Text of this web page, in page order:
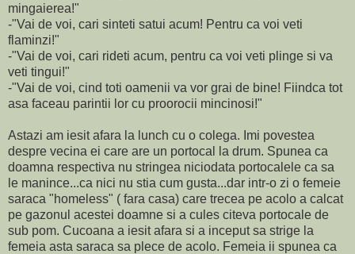
mingaierea!"
-"Vai de voi, cari sinteti satui acum! Pentru ca voi veti
flaminzi!"
-"Vai de voi, cari rideti acum, pentru ca voi veti plinge si va
veti tingui!"
-"Vai de voi, cind toti oamenii va vor grai de bine! Fiindca tot
asa faceau parintii lor cu proorocii mincinosi!"
Astazi am iesit afara la lunch cu o colega. Imi povestea
despre vecina ei care are un portocal la drum. Spunea ca
doamna respectiva nu stringea niciodata portocalele ca sa
le manince...ca nici nu stia cum gusta...dar intr-o zi o femeie
saraca "homeless" ( fara casa) care trecea pe acolo a calcat
pe gazonul acestei doamne si a cules citeva portocale de
sub pom. Cucoana a iesit afara si a inceput sa strige la
femeia asta saraca sa plece de acolo. Femeia ii spunea ca